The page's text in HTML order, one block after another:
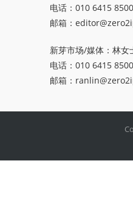
电话：010 6415
邮箱：
新芽市场/媒体：林女
电话：010 6415
邮箱：